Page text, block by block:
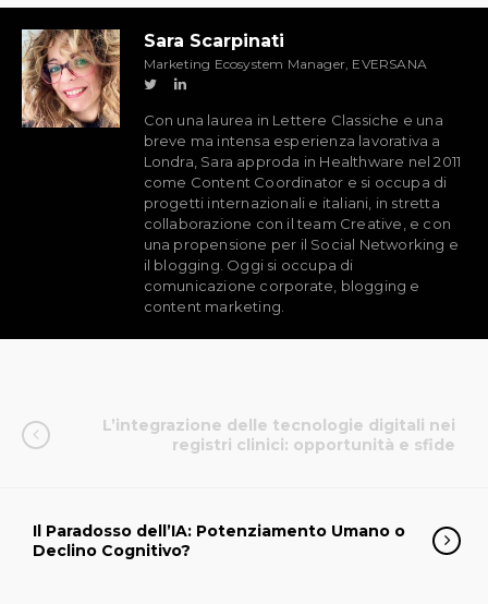
Sara Scarpinati
Marketing Ecosystem Manager, EVERSANA
Con una laurea in Lettere Classiche e una
breve ma intensa esperienza lavorativa a
Londra, Sara approda in Healthware nel 2011
come Content Coordinator e si occupa di
progetti internazionali e italiani, in stretta
collaborazione con il team Creative, e con
una propensione per il Social Networking e
il blogging. Oggi si occupa di
comunicazione corporate, blogging e
content marketing.
L’integrazione delle tecnologie digitali nei
registri clinici: opportunità e sfide
Il Paradosso dell’IA: Potenziamento Umano o
Declino Cognitivo?